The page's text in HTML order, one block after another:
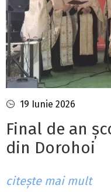
19 Iunie 2026
Final de an
din Dorohoi
citește mai mult